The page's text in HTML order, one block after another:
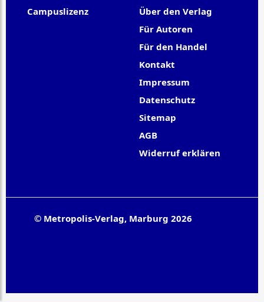
Campuslizenz
Über den Verlag
Für Autoren
Für den Handel
Kontakt
Impressum
Datenschutz
Sitemap
AGB
Widerruf erklären
© Metropolis-Verlag, Marburg 2026